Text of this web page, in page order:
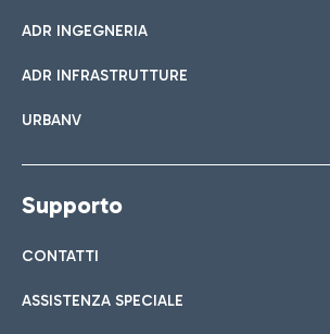
ADR INGEGNERIA
ADR INFRASTRUTTURE
URBANV
Supporto
CONTATTI
ASSISTENZA SPECIALE